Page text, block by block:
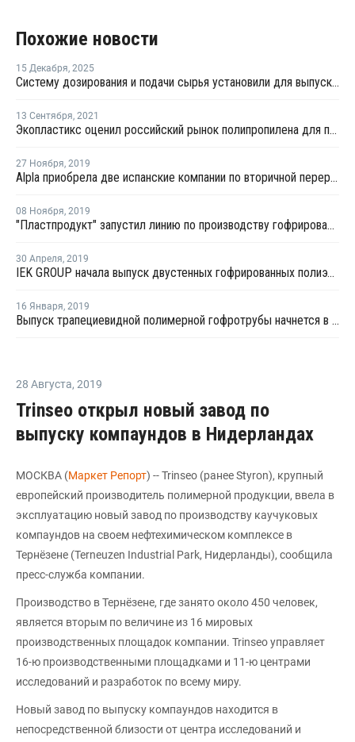
Похожие новости
15 Декабря, 2025
Систему дозирования и подачи сырья установили для выпуска гофротруб
13 Сентября, 2021
Экопластикс оценил российский рынок полипропилена для производства гофротруб
27 Ноября, 2019
Alpla приобрела две испанские компании по вторичной переработке ПНД
08 Ноября, 2019
"Пластпродукт" запустил линию по производству гофрированных труб в Приморском крае
30 Апреля, 2019
IEK GROUP начала выпуск двустенных гофрированных полиэтиленовых труб
16 Января, 2019
Выпуск трапециевидной полимерной гофротрубы начнется в Тульской области
28 Августа, 2019
Trinseo открыл новый завод по
выпуску компаундов в Нидерландах
МОСКВА (Маркет Репорт) -- Trinseo (ранее Styron), крупный
европейский производитель полимерной продукции, ввела в
эксплуатацию новый завод по производству каучуковых
компаундов на своем нефтехимическом комплексе в
Тернёзене (Terneuzen Industrial Park, Нидерланды), сообщила
пресс-служба компании.
Производство в Тернёзене, где занято около 450 человек,
является вторым по величине из 16 мировых
производственных площадок компании. Trinseo управляет
16-ю производственными площадками и 11-ю центрами
исследований и разработок по всему миру.
Новый завод по выпуску компаундов находится в
непосредственной близости от центра исследований и